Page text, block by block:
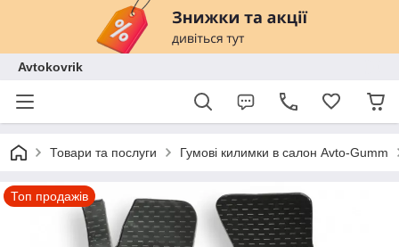
Avtokovrik
Товари та послуги Гумові килимки в салон Avto-Gumm
Топ продажів